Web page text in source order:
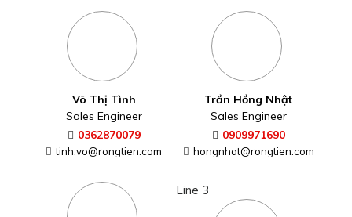
Võ Thị Tình
Sales Engineer
0362870079
tinh.vo@rongtien.com
Trần Hồng Nhật
Sales Engineer
0909971690
hongnhat@rongtien.com
Line 3